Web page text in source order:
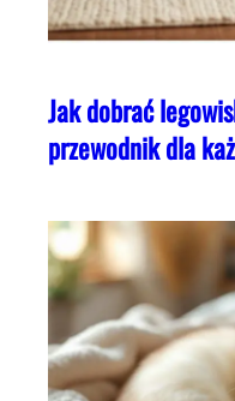
Jak dobrać
przewodnik dla